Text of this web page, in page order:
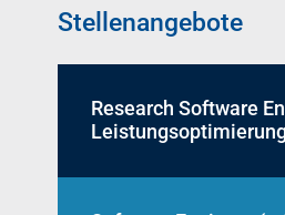
Stellenangebote
Research Software